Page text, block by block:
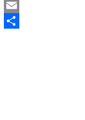
Mastodon
Email